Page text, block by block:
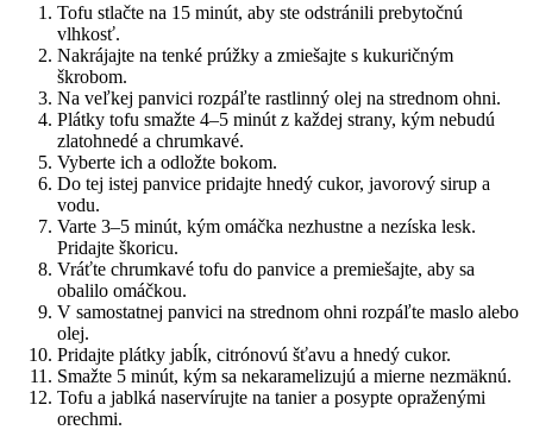
Tofu stlačte na 15 minút, aby ste odstránili prebytočnú
vlhkosť.
Nakrájajte na tenké prúžky a zmiešajte s kukuričným
škrobom.
Na veľkej panvici rozpáľte rastlinný olej na strednom ohni.
Plátky tofu smažte 4–5 minút z každej strany, kým nebudú
zlatohnedé a chrumkavé.
Vyberte ich a odložte bokom.
Do tej istej panvice pridajte hnedý cukor, javorový sirup a
vodu.
Varte 3–5 minút, kým omáčka nezhustne a nezíska lesk.
Pridajte škoricu.
Vráťte chrumkavé tofu do panvice a premiešajte, aby sa
obalilo omáčkou.
V samostatnej panvici na strednom ohni rozpáľte maslo alebo
olej.
Pridajte plátky jabĺk, citrónovú šťavu a hnedý cukor.
Smažte 5 minút, kým sa nekaramelizujú a mierne nezmäknú.
Tofu a jablká naservírujte na tanier a posypte opraženými
orechmi.